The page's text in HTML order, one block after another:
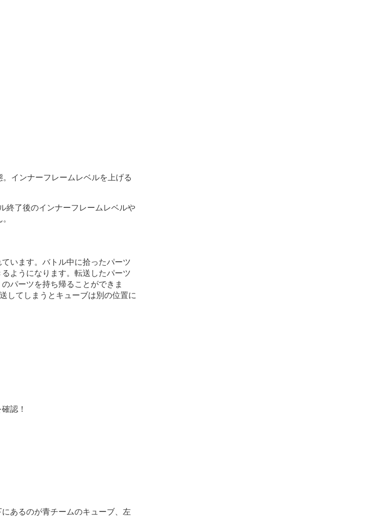
インナーフレームレベルを上げる
終了後のインナーフレームレベルや
います。バトル中に拾ったパーツ
ようになります。転送したパーツ
パーツを持ち帰ることができま
してしまうとキューブは別の位置に
認！
あるのが青チームのキューブ、左